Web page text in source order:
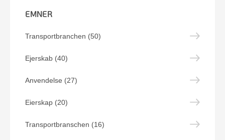
EMNER
Transportbranchen (50)
Ejerskab (40)
Anvendelse (27)
Eierskap (20)
Transportbranschen (16)